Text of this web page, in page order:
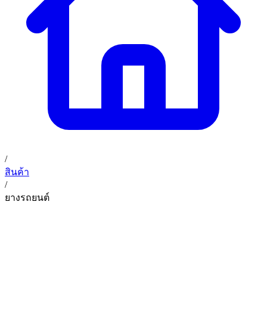
ติดต่อเรา
TH
ก. เจริญค็อกพิท
อุดมสุข 28 ถนนอุดมสุข แขวงบางนาเหนือ เขตบางนา
/
สินค้า
/
ยางรถยนต์